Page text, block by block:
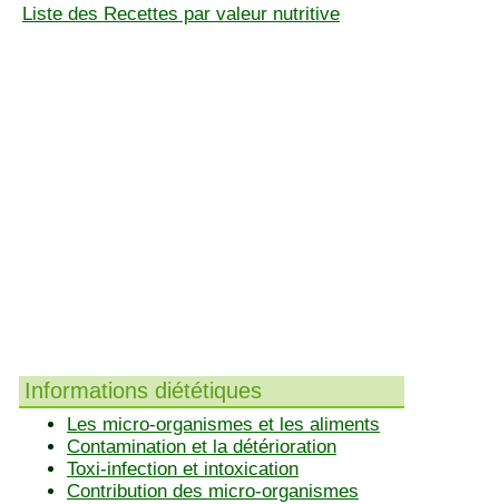
Liste des Recettes par valeur nutritive
Informations diététiques
Les micro-organismes et les aliments
Contamination et la détérioration
Toxi-infection et intoxication
Contribution des micro-organismes